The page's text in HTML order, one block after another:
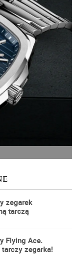
zegarek
tarczą
Flying Ace.
tarczy zegarka!